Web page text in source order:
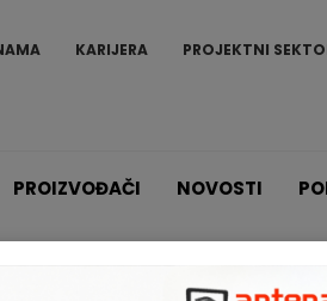
KARIJERA PROJEKTNI
PROIZVOĐAČI NOVOSTI